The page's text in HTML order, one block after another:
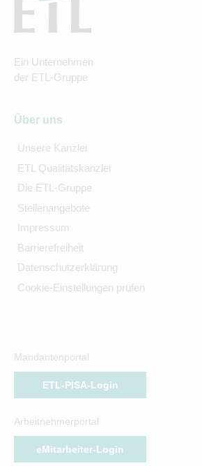
Ein Unternehmen
der ETL-Gruppe
Über uns
Unsere Kanzlei
ETL Qualitätskanzlei
Die ETL-Gruppe
Stellenangebote
Impressum
Barrierefreiheit
Datenschutzerklärung
Cookie-Einstellungen prüfen
Mandantenportal
ETL-PISA-Login
Arbeitnehmerportal
eMitarbeiter-Login